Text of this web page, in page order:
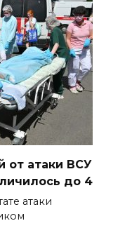
от атаки ВСУ
до 4
атаки